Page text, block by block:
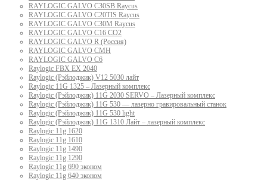
RAYLOGIC GALVO С30SB Raycus
RAYLOGIC GALVO C20TIS Raycus
RAYLOGIC GALVO С30M Raycus
RAYLOGIC GALVO С16 CO2
RAYLOGIC GALVO R (Россия)
RAYLOGIC GALVO CMH
RAYLOGIC GALVO С6
Raylogic FBX EX 2040
Raylogic (Рэйлоджик) V12 5030 лайт
Raylogic 11G 1325 – Лазерный комплекс
Raylogic (Рэйлоджик) 11G 2030 SERVO – Лазерный комплекс
Raylogic (Рэйлоджик) 11G 530 — лазерно гравировальный станок
Raylogic (Рэйлоджик) 11G 530 light
Raylogic (Рэйлоджик) 11G 1310 Лайт – лазерный комплекс
Raylogic 11g 1620
Raylogic 11g 1610
Raylogic 11g 1490
Raylogic 11g 1290
Raylogic 11g 690 эконом
Raylogic 11g 640 эконом